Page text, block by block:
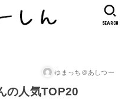
SEARCH
ゆまっち＠あしつー
の人気TOP20